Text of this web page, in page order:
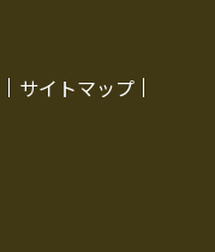
サイトマップ